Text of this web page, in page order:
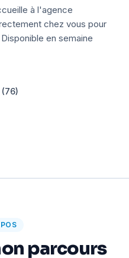
à l'agence
chez vous pour
en semaine
parcours